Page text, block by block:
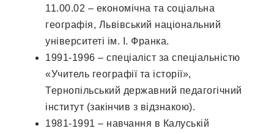
11.00.02 – економічна та соціальна
географія, Львівський національний
університеті ім. І. Франка.
1991-1996 – спеціаліст за спеціальністю
«Учитель географії та історії»,
Тернопільський державний педагогічний
інститут (закінчив з відзнакою).
1981-1991 – навчання в Калуській